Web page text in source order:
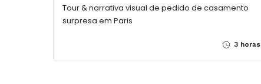
Tour & narrativa visual de pedido de casamento
surpresa em Paris
3 horas